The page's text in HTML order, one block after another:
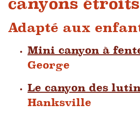
Adapté aux
Mini canyon à
George
Le canyon des
Hanksville